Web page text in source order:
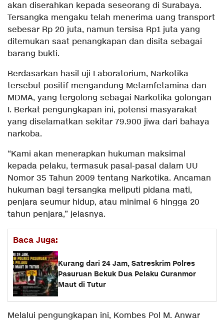
akan diserahkan kepada seseorang di Surabaya.
Tersangka mengaku telah menerima uang transport
sebesar Rp 20 juta, namun tersisa Rp1 juta yang
ditemukan saat penangkapan dan disita sebagai
barang bukti.
Berdasarkan hasil uji Laboratorium, Narkotika
tersebut positif mengandung Metamfetamina dan
MDMA, yang tergolong sebagai Narkotika golongan
I. Berkat pengungkapan ini, potensi masyarakat
yang diselamatkan sekitar 79.900 jiwa dari bahaya
narkoba.
“Kami akan menerapkan hukuman maksimal
kepada pelaku, termasuk pasal-pasal dalam UU
Nomor 35 Tahun 2009 tentang Narkotika. Ancaman
hukuman bagi tersangka meliputi pidana mati,
penjara seumur hidup, atau minimal 6 hingga 20
tahun penjara,” jelasnya.
Baca Juga:
Kurang dari 24 Jam, Satreskrim Polres
Pasuruan Bekuk Dua Pelaku Curanmor
Maut di Tutur
Melalui pengungkapan ini, Kombes Pol M. Anwar